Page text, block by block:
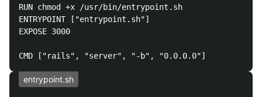
RUN chmod +x /usr/bin/entrypoint.sh
ENTRYPOINT ["entrypoint.sh"]
EXPOSE 3000
entrypoint.sh